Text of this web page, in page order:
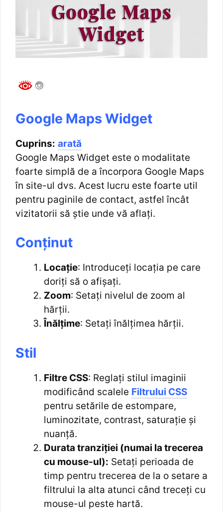
Google Maps Widget
Cuprins: arată
Google Maps Widget este o modalitate
foarte simplă de a încorpora Google Maps
în site-ul dvs. Acest lucru este foarte util
pentru paginile de contact, astfel încât
vizitatorii să știe unde vă aflați.
Conţinut
Locație: Introduceți locația pe care
doriți să o afișați.
Zoom: Setați nivelul de zoom al
hărții.
Înălțime: Setați înălțimea hărții.
Stil
Filtre CSS: Reglați stilul imaginii
modificând scalele Filtrului CSS
pentru setările de estompare,
luminozitate, contrast, saturație și
nuanță.
Durata tranziției (numai la trecerea
cu mouse-ul): Setați perioada de
timp pentru trecerea de la o setare a
filtrului la alta atunci când treceți cu
mouse-ul peste hartă.